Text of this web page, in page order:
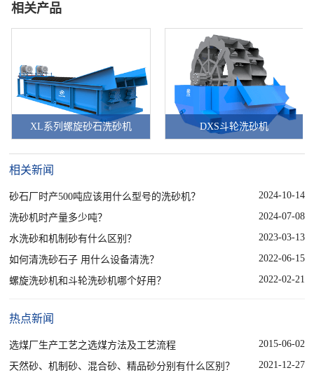
相关产品
XL系列螺旋砂石洗砂机 DXS斗轮洗砂机
相关新闻
2024-10-14
砂石厂时产500吨应该用什么型号的洗砂机？
2024-07-08
洗砂机时产量多少吨？
2023-03-13
水洗砂和机制砂有什么区别？
2022-06-15
如何清洗砂石子 用什么设备清洗？
2022-02-21
螺旋洗砂机和斗轮洗砂机哪个好用？
热点新闻
2015-06-02
选煤厂生产工艺之选煤方法及工艺流程
2021-12-27
天然砂、机制砂、混合砂、精品砂分别有什么区别？